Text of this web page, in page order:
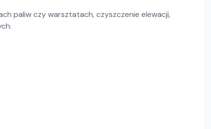
paliw czy warsztatach, czyszczenie elewacji,